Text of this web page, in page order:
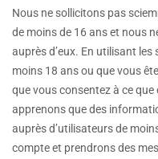
Nous ne sollicitons pas
de moins de 16 ans et nous
auprès d’eux. En utilisant
moins 18 ans ou que vous
que vous consentez à ce
apprenons que des
auprès d’utilisateurs de
compte et prendrons des